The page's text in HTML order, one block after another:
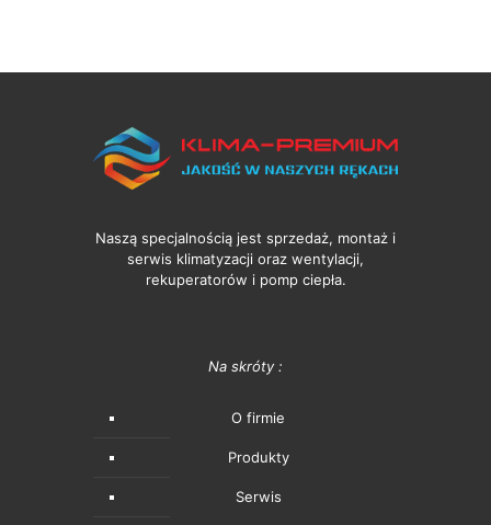
Naszą specjalnością jest sprzedaż, montaż i
serwis klimatyzacji oraz wentylacji,
rekuperatorów i pomp ciepła.
Na skróty :
O firmie
Produkty
Serwis